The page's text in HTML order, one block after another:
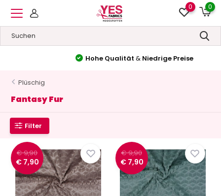
0 0
Hohe Qualität&Niedrige Preise
Plüschig
Fantasy Fur
Filter
€ 9,90
€ 7,90
€ 9,90
€ 7,90